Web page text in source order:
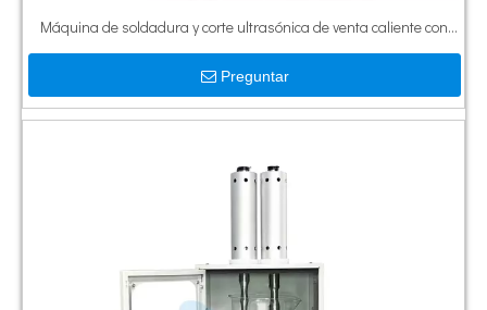
Máquina de soldadura y corte ultrasónica de venta caliente con
máquina de pordi más
Preguntar